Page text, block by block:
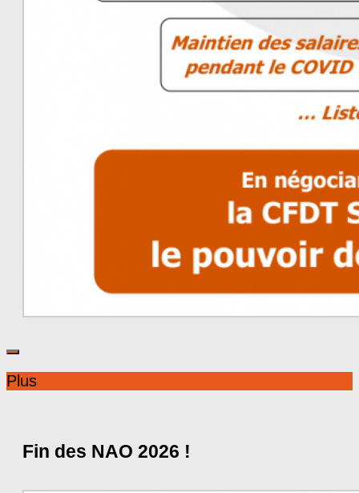
Plus
Fin des NAO 2026 !